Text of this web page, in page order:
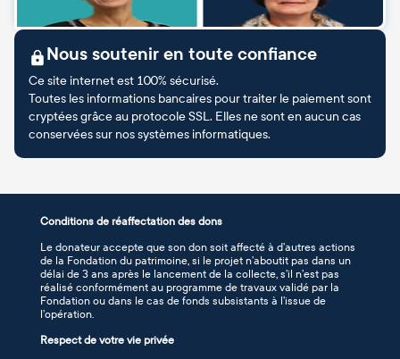
Nous soutenir en toute confiance
Ce site internet est 100% sécurisé.
Toutes les informations bancaires pour traiter le paiement sont
cryptées grâce au protocole SSL. Elles ne sont en aucun cas
conservées sur nos systèmes informatiques.
Conditions de réaffectation des dons
Le donateur accepte que son don soit affecté à d’autres actions
de la Fondation du patrimoine, si le projet n’aboutit pas dans un
délai de 3 ans après le lancement de la collecte, s’il n’est pas
réalisé conformément au programme de travaux validé par la
Fondation ou dans le cas de fonds subsistants à l’issue de
l’opération.
Respect de votre vie privée